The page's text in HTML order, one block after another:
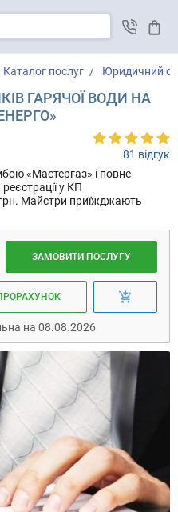
Каталог послуг Юридичний
ГАРЯЧОЇ ВОДИ НА
81 відгук
«Мастергаз» і повне
у КП
грн. Майстри приїжджають
ЗАМОВИТИ ПОСЛУГУ
на 08.08.2026